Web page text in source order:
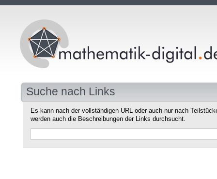
Suche nach Links
Es kann nach der vollständigen URL oder auch nur nach
werden auch die Beschreibungen der Links durchsucht.